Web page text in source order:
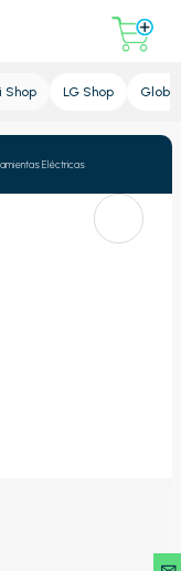
Shop LG Shop Global
Eléctricas